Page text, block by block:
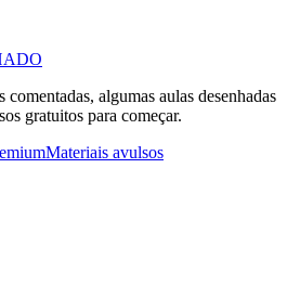
algumas aulas desenhadas
gratuitos para começar.
Materiais avulsos